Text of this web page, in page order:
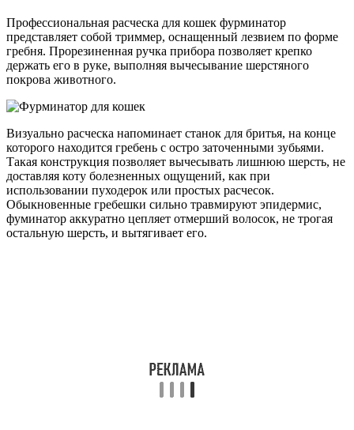
Профессиональная расческа для кошек фурминатор
представляет собой триммер, оснащенный лезвием по форме
гребня. Прорезиненная ручка прибора позволяет крепко
держать его в руке, выполняя вычесывание шерстяного
покрова животного.
Визуально расческа напоминает станок для бритья, на конце
которого находится гребень с остро заточенными зубьями.
Такая конструкция позволяет вычесывать лишнюю шерсть, не
доставляя коту болезненных ощущений, как при
использовании пуходерок или простых расчесок.
Обыкновенные гребешки сильно травмируют эпидермис,
фуминатор аккуратно цепляет отмерший волосок, не трогая
остальную шерсть, и вытягивает его.